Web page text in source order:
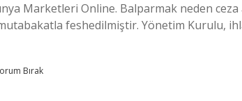
Marketleri Online. Balparmak neden ceza
mutabakatla feshedilmiştir. Yönetim Kurulu,
Bırak